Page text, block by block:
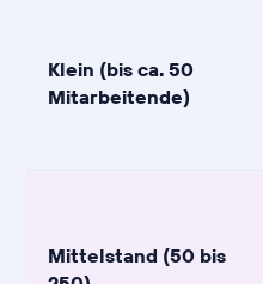
Klein (bis ca. 50
Mitarbeitende)
Mittelstand (50 bis